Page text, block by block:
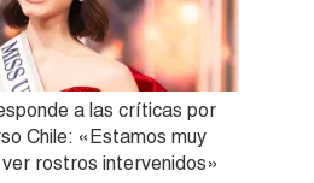
a las críticas por
Chile: «Estamos muy
rostros intervenidos»